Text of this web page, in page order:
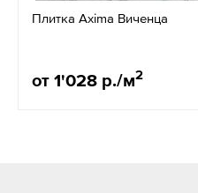
Плитка Axima Виченца
от 1'028 р./м2